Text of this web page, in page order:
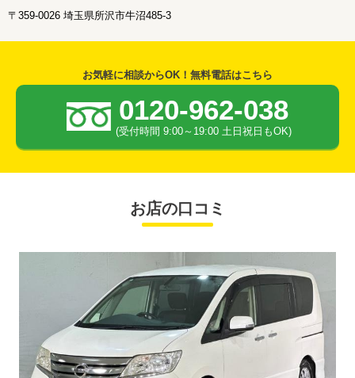
〒359-0026 埼玉県所沢市牛沼485-3
お気軽に相談からOK！無料電話はこちら
0120-962-038
(受付時間 9:00～19:00 土日祝日もOK)
お店の口コミ